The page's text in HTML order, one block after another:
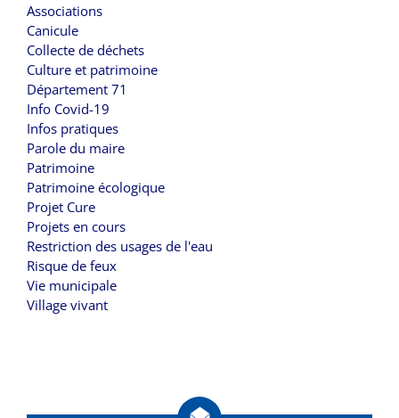
Associations
Canicule
Collecte de déchets
Culture et patrimoine
Département 71
Info Covid-19
Infos pratiques
Parole du maire
Patrimoine
Patrimoine écologique
Projet Cure
Projets en cours
Restriction des usages de l'eau
Risque de feux
Vie municipale
Village vivant